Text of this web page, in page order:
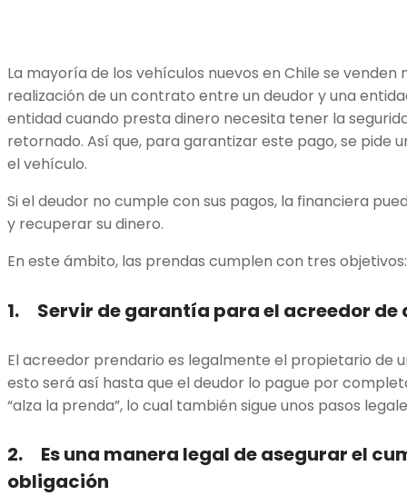
La mayoría de los vehículos nuevos en Chile se
realización de un contrato entre un deudor y una
entidad cuando presta dinero necesita tener la
retornado. Así que, para garantizar este pago, se pide
el vehículo.
Si el deudor no cumple con sus pagos, la financiera
y recuperar su dinero.
En este ámbito, las prendas cumplen con tres objetivos:
1. Servir de garantía para el acreedor de
El acreedor prendario es legalmente el propietario de
esto será así hasta que el deudor lo pague por
“alza la prenda”, lo cual también sigue unos pasos
2. Es una manera legal de asegurar el
obligación